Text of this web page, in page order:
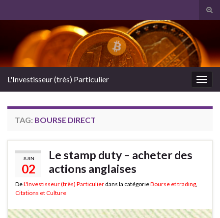
Search for:
L'Investisseur (très) Particulier
TAG: BOURSE DIRECT
JUIN
02
Le stamp duty – acheter des
actions anglaises
DeL'Investisseur (très) Particulier dans la catégorieBourse et trading
Citations et Culture